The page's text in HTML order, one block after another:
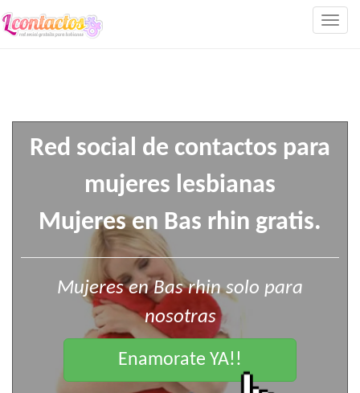
Red social de contactos para
mujeres lesbianas
Mujeres en Bas rhin gratis.
Mujeres en Bas rhin solo para
nosotras
Enamorate YA!!